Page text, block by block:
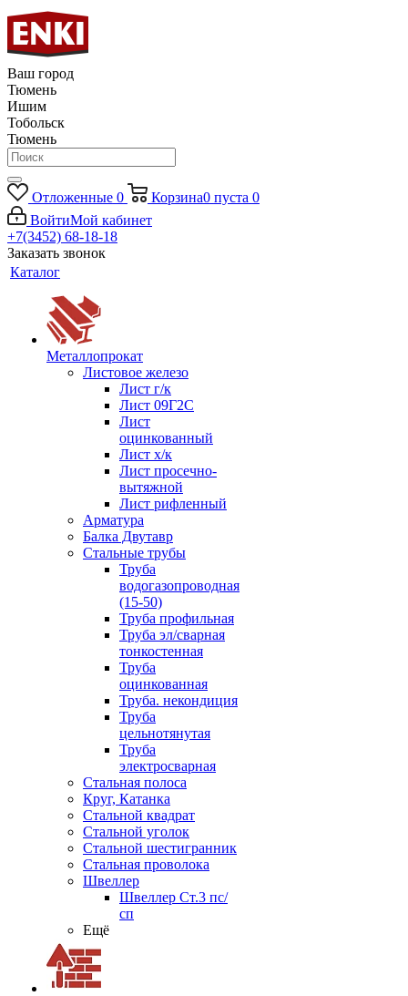
Ваш город
Тюмень
Ишим
Тобольск
Тюмень
Отложенные 0 Корзина0 пуста 0
ВойтиМой кабинет
+7(3452) 68-18-18
Заказать звонок
Каталог
Металлопрокат
Листовое железо
Лист г/к
Лист 09Г2С
Лист
оцинкованный
Лист х/к
Лист просечно-
вытяжной
Лист рифленный
Арматура
Балка Двутавр
Стальные трубы
Труба
водогазопроводная
(15-50)
Труба профильная
Труба эл/сварная
тонкостенная
Труба
оцинкованная
Труба. некондиция
Труба
цельнотянутая
Труба
электросварная
Стальная полоса
Круг, Катанка
Стальной квадрат
Стальной уголок
Стальной шестигранник
Стальная проволока
Швеллер
Швеллер Ст.3 пс/
сп
Ещё